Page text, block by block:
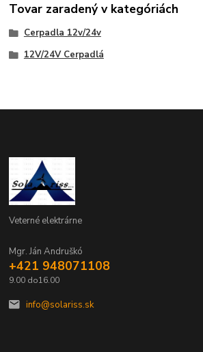
Tovar zaradený v kategóriách
Cerpadla 12v/24v
12V/24V Cerpadlá
Veterné elektrárne
Mgr. Ján Andruškó
+421 948071108
9.00 do16.00
info@solariss.sk